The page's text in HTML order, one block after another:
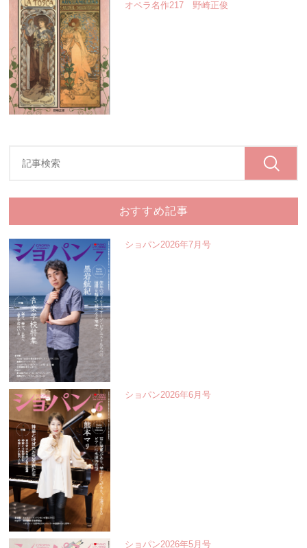
オペラ名作217 野崎正俊
おすすめ記事
ショパン2026年7月号
ショパン2026年6月号
ショパン2026年5月号